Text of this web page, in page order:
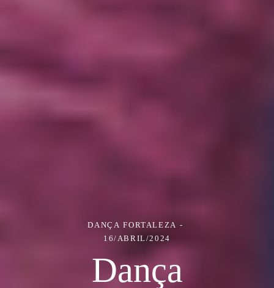
DANÇA FORTALEZA
16/ABRIL/2024
Dança